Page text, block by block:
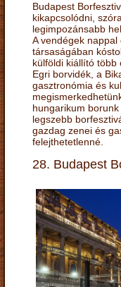
Budapest
kikapcsolódni,
legimpozánsabb
A vendégek
társaságában
külföldi kiállító több
Egri borvidék, a
gasztronómia és
hungarikum
legszebb
gazdag zenei és
felejthetetlenné.
28. Budapest